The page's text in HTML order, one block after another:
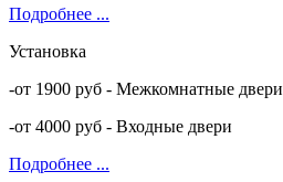
Подробнее ...
Установка
-от 1900 руб - Межкомнатные двери
-от 4000 руб - Входные двери
Подробнее ...